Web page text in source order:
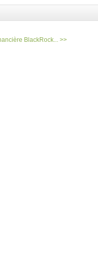
BlackRock... >>